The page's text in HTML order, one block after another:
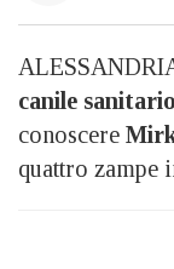
canile
conoscere
quattro zampe